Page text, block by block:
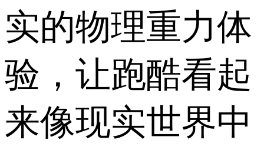
实的物理重力体
验，让跑酷看起
来像现实世界中